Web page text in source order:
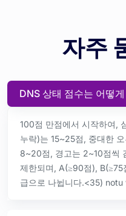
자주
DNS 상태 점수는 어떻
100점 만점에서 시작하여,
누락)는 15~25점, 중대한
8~20점, 경고는 2~10점씩
제한되며, A(≥90점),
급으로 나뉩니다.<35) notu